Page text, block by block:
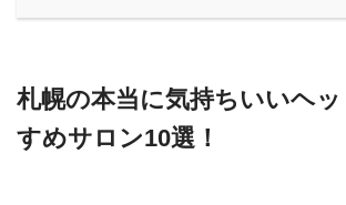
札幌の本当に気持ちいいヘ
すめサロン10選！